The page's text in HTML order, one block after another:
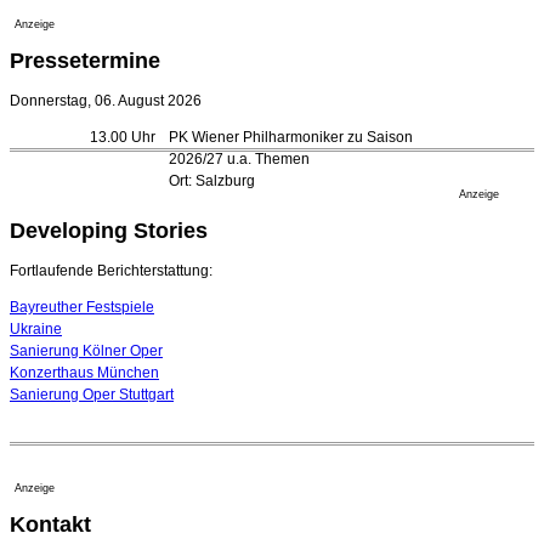
Opernhäuser gedenken vertriebener jüdischer
Ensemblemitglieder
Festspiele
17. Juli 2026 - 18:03 Uhr
16. Juli 2026 - 22:49 Uhr
Quatuor Ebène wird mit Bremer Musikfest-Preis
04. August 2026 - 13:30 Uhr
Anzeige
Pressetermine
Donnerstag, 06. August 2026
13.00 Uhr
PK Wiener Philharmoniker zu Saison
2026/27 u.a. Themen
Ort: Salzburg
Anzeige
Developing Stories
Fortlaufende Berichterstattung:
Bayreuther Festspiele
Ukraine
Sanierung Kölner Oper
Konzerthaus München
Sanierung Oper Stuttgart
Anzeige
Kontakt